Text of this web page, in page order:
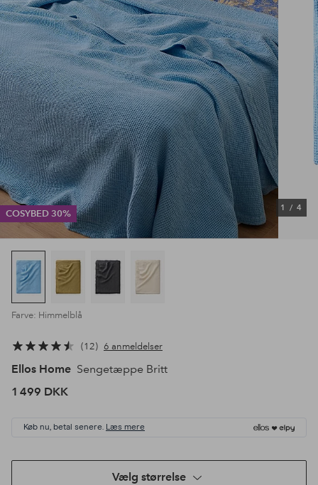
COSYBED 30%
1 / 4
Farve: Himmelblå
12 6 anmeldelser
Ellos Home Sengetæppe Britt
1 499 DKK
Køb nu, betal senere. Læs mere
Vælg størrelse